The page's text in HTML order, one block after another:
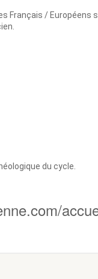
Français / Européens
du cycle.